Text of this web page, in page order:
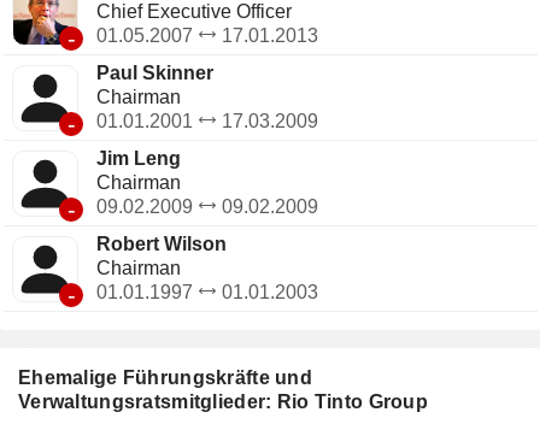
Ehemalige Führungskräfte und
Verwaltungsratsmitglieder: Rio Tinto Group
-
Chief Executive Officer
01.05.2007
17.01.2013
-
Paul Skinner
Chairman
01.01.2001
17.03.2009
-
Jim Leng
Chairman
09.02.2009
09.02.2009
-
Robert Wilson
Chairman
01.01.1997
01.01.2003